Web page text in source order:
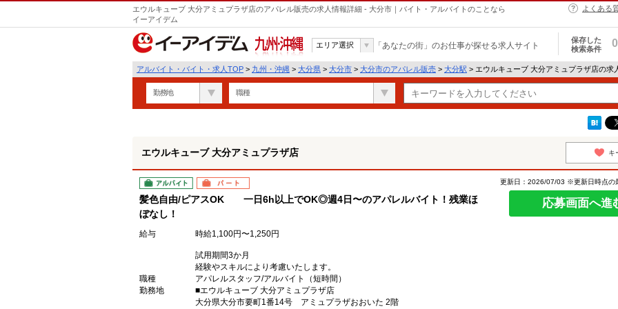
エウルキューブ 大分アミュプラザ店のアパレル販売の求人情報詳細 - 大分市｜バイト・アルバイトのことなら
イーアイデム
よくある
九州・沖縄
エリア選択 「あなたの街」のお仕事が探せる求人サイト
保存した
検索条件
0
アルバイト・バイト・求人TOP > 九州・沖縄 > 大分県 > 大分市 > 大分市のアパレル販売 > 大分駅 > エウルキューブ 大分アミュプラザ店の求
勤務地 職種
エウルキューブ 大分アミュプラザ店 キ
アルバイト パート
髪色自由/ピアスOK 一日6h以上でOK◎週4日〜のアパレルバイト！残業ほ
ぼなし！
更新日：2026/07/03 ※更新日時点の
応募画面へ進
給与 時給1,100円〜1,250円
試用期間3か月
経験やスキルにより考慮いたします。
職種
アパレルスタッフ/アルバイト（短時間）
勤務地
■エウルキューブ 大分アミュプラザ店
大分県大分市要町1番14号 アミュプラザおおいた 2階